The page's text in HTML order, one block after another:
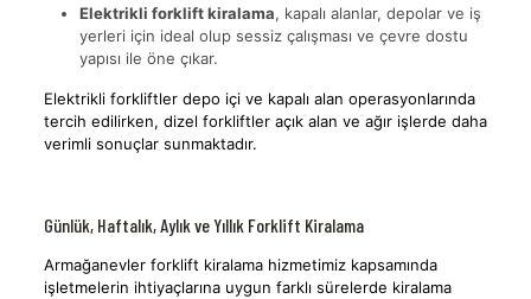
Elektrikli forklift kiralama, kapalı alanlar, depolar ve iş
yerleri için ideal olup sessiz çalışması ve çevre dostu
yapısı ile öne çıkar.
Elektrikli forkliftler depo içi ve kapalı alan operasyonlarında
tercih edilirken, dizel forkliftler açık alan ve ağır işlerde daha
verimli sonuçlar sunmaktadır.
Günlük, Haftalık, Aylık ve Yıllık Forklift Kiralama
Armağanevler forklift kiralama hizmetimiz kapsamında
işletmelerin ihtiyaçlarına uygun farklı sürelerde kiralama